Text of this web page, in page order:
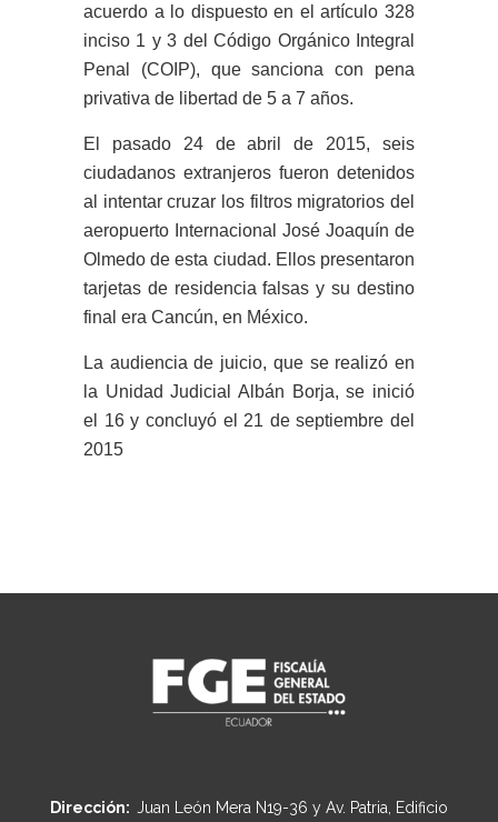
acuerdo a lo dispuesto en el artículo 328
inciso 1 y 3 del Código Orgánico Integral
Penal (COIP), que sanciona con pena
privativa de libertad de 5 a 7 años.
El pasado 24 de abril de 2015, seis
ciudadanos extranjeros fueron detenidos
al intentar cruzar los filtros migratorios del
aeropuerto Internacional José Joaquín de
Olmedo de esta ciudad. Ellos presentaron
tarjetas de residencia falsas y su destino
final era Cancún, en México.
La audiencia de juicio, que se realizó en
la Unidad Judicial Albán Borja, se inició
el 16 y concluyó el 21 de septiembre del
2015
Dirección: Juan León Mera N19-36 y Av. Patria, Edificio